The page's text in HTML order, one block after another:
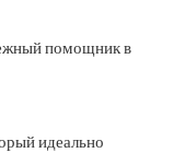
помощник в
идеально